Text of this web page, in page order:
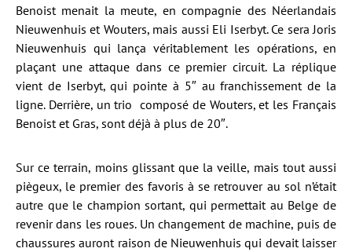
Benoist menait la meute, en compagnie des Néerlandais
Nieuwenhuis et Wouters, mais aussi Eli Iserbyt. Ce sera Joris
Nieuwenhuis qui lança véritablement les opérations, en
plaçant une attaque dans ce premier circuit. La réplique
vient de Iserbyt, qui pointe à 5″ au franchissement de la
ligne. Derrière, un trio composé de Wouters, et les Français
Benoist et Gras, sont déjà à plus de 20″.
Sur ce terrain, moins glissant que la veille, mais tout aussi
piègeux, le premier des favoris à se retrouver au sol n’était
autre que le champion sortant, qui permettait au Belge de
revenir dans les roues. Un changement de machine, puis de
chaussures auront raison de Nieuwenhuis qui devait laisser